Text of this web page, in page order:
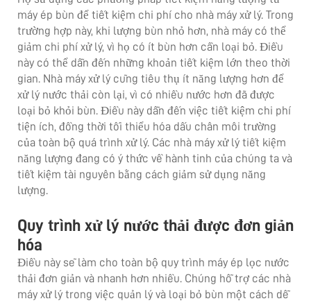
máy ép bùn để tiết kiệm chi phí cho nhà máy xử lý. Trong
trường hợp này, khi lượng bùn nhỏ hơn, nhà máy có thể
giảm chi phí xử lý, vì họ có ít bùn hơn cần loại bỏ. Điều
này có thể dẫn đến những khoản tiết kiệm lớn theo thời
gian. Nhà máy xử lý cũng tiêu thụ ít năng lượng hơn để
xử lý nước thải còn lại, vì có nhiều nước hơn đã được
loại bỏ khỏi bùn. Điều này dẫn đến việc tiết kiệm chi phí
tiện ích, đồng thời tối thiểu hóa dấu chân môi trường
của toàn bộ quá trình xử lý. Các nhà máy xử lý tiết kiệm
năng lượng đang có ý thức về hành tinh của chúng ta và
tiết kiệm tài nguyên bằng cách giảm sử dụng năng
lượng.
Quy trình xử lý nước thải được đơn giản
hóa
Điều này sẽ làm cho toàn bộ quy trình máy ép lọc nước
thải đơn giản và nhanh hơn nhiều. Chúng hỗ trợ các nhà
máy xử lý trong việc quản lý và loại bỏ bùn một cách dễ